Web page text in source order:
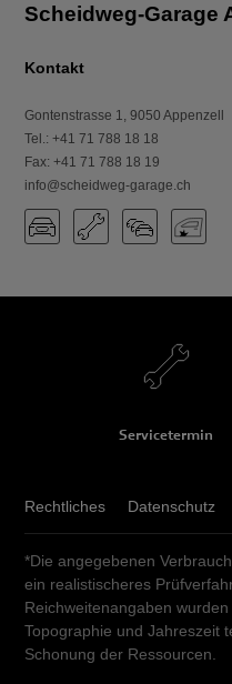
Kontakt
Gontenstrasse 1, 9050 Appenzell
Tel.: +41 71 788 18 18
Fax: +41 71 788 18 19
info@scheidweg-garage.ch
Servicetermin
Rechtliches Datenschutz
*Die angegebenen
ein realistischeres
Reichweitenangaben
Topographie und Jahreszeit
Schonung der Ressourcen.